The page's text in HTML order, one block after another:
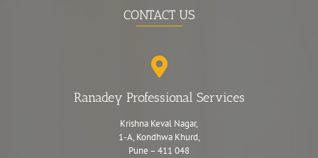
CONTACT US
Ranadey Professional Services
Krishna Keval Nagar,
1-A, Kondhwa Khurd,
Pune – 411 048